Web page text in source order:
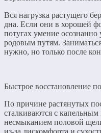
Вся нагрузка растущего
дна. Если они в хорошей
потугах умение
родовым путям.
нужно, но только после
Быстрое восстановление
По причине растянутых
сталкиваются с
несмыканием половой
из-за дискомфорта и